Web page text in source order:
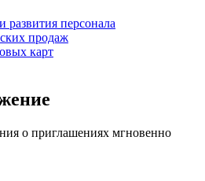
развития персонала
продаж
карт
о приглашениях мгновенно